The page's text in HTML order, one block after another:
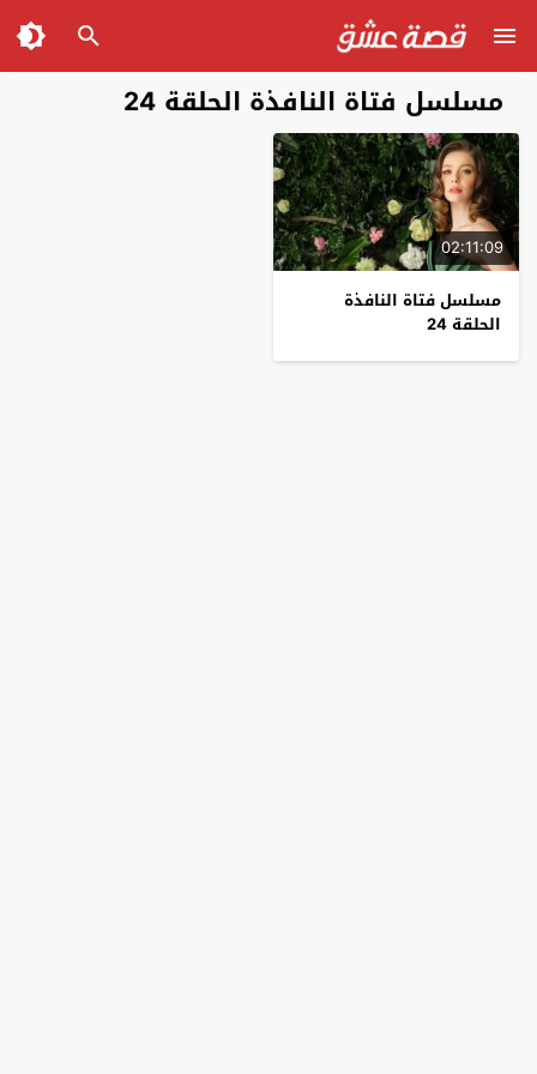
مسلسل فتاة النافذة الحلقة 24
02:11:09
مسلسل فتاة النافذة
الحلقة 24